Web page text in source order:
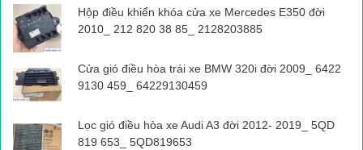
Tất cả những trường hợp trên đều gây bức xúc vì sự coi
nạn xảy ra. Có người viết: “Chắc ông này muốn ăn gà cả con,
ăn xôi cả đĩa, ăn chuối cả nải đây mà”. Lại có người hài hước:
“Thần chết đang ngủ quên rồi”. Nhưng liệu mấy người được
may mắn như vậy? Con số tai nạn đường sắt tháng 8/2019 là
Hộp điều khiển khóa cửa xe Mercedes E350 đời
2010_ 212 820 38 85_ 2128203885
Cửa gió điều hòa trái xe BMW 320i đời 2009_ 6422
9130 459_ 64229130459
Lọc gió điều hòa xe Audi A3 đời 2012- 2019_ 5QD
819 653_ 5QD819653